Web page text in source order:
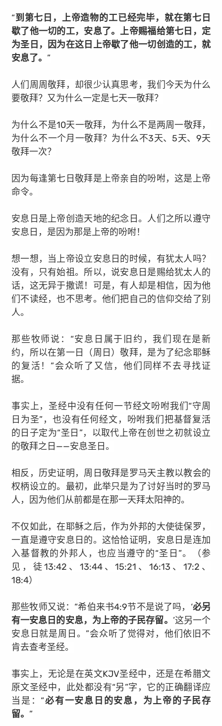
“到第七日，上帝造物的工已经完毕，就在第七日
歇了他一切的工，安息了。上帝赐福给第七日，定
为圣日，因为在这日上帝歇了他一切创造的工，就
安息了。 ”
人们周周敬拜，却很少认真思考，我们今天为什么
要敬拜？又为什么一定是七天一敬拜？
为什么不是10天一敬拜，为什么不是两周一敬拜，
为什么不一个月一敬拜？为什么不3天、5天、9天
敬拜一次？
因为每逢第七日敬拜是上帝亲自的吩咐，这是上帝
命令。
安息日是上帝创造天地的纪念日。人们之所以遵守
安息日，是因为那是上帝的吩咐！
想一想，当上帝设立安息日的时候，有犹太人吗？
没有，只有始祖。所以，说安息日是赐给犹太人的
话，这无异于撒谎！可是，有人却是相信，因为他
们不读经，也不思考。他们把自己的信仰交给了别
人。
那些牧师说：“安息日属于旧约，我们现在是新
约，所以在第一日（周日）敬拜，是为了纪念耶稣
的复活！”会众听了又信，他们同样不去寻找证
据。
事实上，圣经中没有任何一节经文吩咐我们“守周
日为圣”，也没有任何经文，吩咐我们把基督复活
的日子定为“圣日”，以取代上帝在创世之初就设立
的敬拜之日——安息圣日。
相反，历史证明，周日敬拜是罗马天主教以教会的
权柄设立的。最初，此举只是为了讨好当时的罗马
人，因为他们从前都是在那一天拜太阳神的。
不仅如此，在耶稣之后，作为外邦的大使徒保罗，
一直是遵守安息日的。这恰恰证明，安息日是连加
入基督教的外邦人，也应当遵守的“圣日”。（参
见，徒13:42、13:44、15:21、16:13、17:2、
18:4）
那些牧师又说：“希伯来书4:9节不是说了吗，‘必另
有一安息日的安息，为上帝的子民存留。 ’这另一个
安息日就是周日。”会众听了觉得对，他们依旧不
肯去查考圣经。
事实上，无论是在英文KJV圣经中，还是在希腊文
原文圣经中，此处都没有“另”字，它的正确翻译应
当是：“必有一安息日的安息，为上帝的子民存
留。 ”